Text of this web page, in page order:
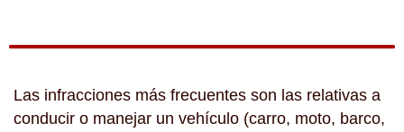
Las infracciones más frecuentes son las relativas a
conducir o manejar un vehículo (carro, moto, barco,